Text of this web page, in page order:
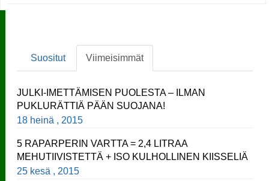
Suositut Viimeisimmät
JULKI-IMETTÄMISEN PUOLESTA – ILMAN
PUKLURÄTTIÄ PÄÄN SUOJANA!
18 heinä , 2015
5 RAPARPERIN VARTTA = 2,4 LITRAA
MEHUTIIVISTETTÄ + ISO KULHOLLINEN KIISSELIÄ
25 kesä , 2015